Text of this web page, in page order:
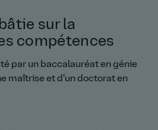
sur la
compétences
par un baccalauréat en génie
maîtrise et d’un doctorat en